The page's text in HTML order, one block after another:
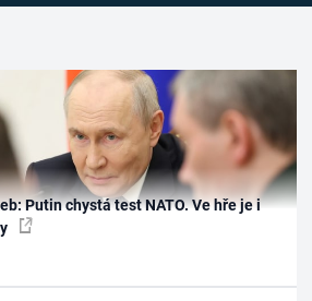
Putin chystá test NATO. Ve hře je i